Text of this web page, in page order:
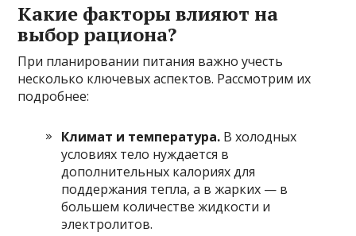
Какие факторы влияют на
выбор рациона?
При планировании питания важно учесть
несколько ключевых аспектов. Рассмотрим их
подробнее:
Климат и температура. В холодных
условиях тело нуждается в
дополнительных калориях для
поддержания тепла, а в жарких — в
большем количестве жидкости и
электролитов.